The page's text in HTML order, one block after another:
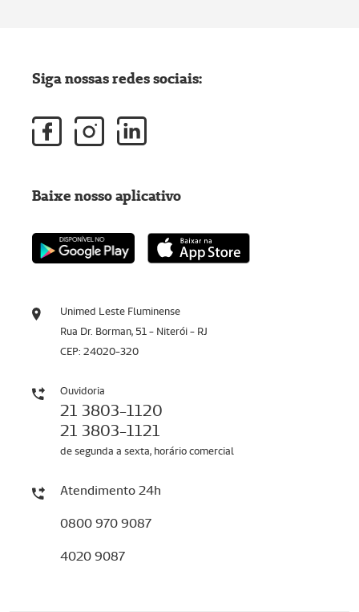
Unimed Leste Fluminense
Rua Dr. Borman, 51 - Niterói - RJ
CEP: 24020-320
Ouvidoria
21 3803-1120
21 3803-1121
de segunda a sexta, horário comercial
Atendimento 24h
0800 970 9087
4020 9087
Siga nossas redes sociais:
Baixe nosso aplicativo